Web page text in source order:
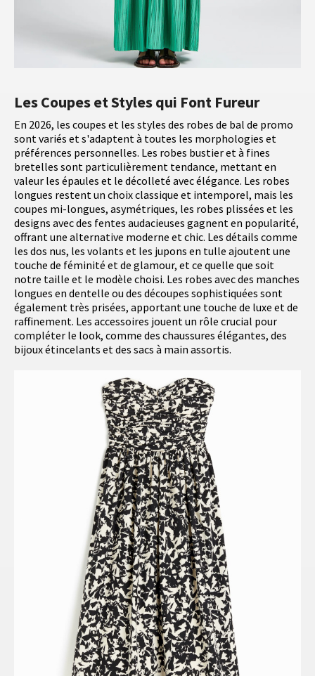
Les Coupes et Styles qui Font Fureur
En 2026, les coupes et les styles des robes de bal de promo
sont variés et s'adaptent à toutes les morphologies et
préférences personnelles. Les robes bustier et à fines
bretelles sont particulièrement tendance, mettant en
valeur les épaules et le décolleté avec élégance. Les robes
longues restent un choix classique et intemporel, mais les
coupes mi-longues, asymétriques, les robes plissées et les
designs avec des fentes audacieuses gagnent en popularité,
offrant une alternative moderne et chic. Les détails comme
les dos nus, les volants et les jupons en tulle ajoutent une
touche de féminité et de glamour, et ce quelle que soit
notre taille et le modèle choisi. Les robes avec des manches
longues en dentelle ou des découpes sophistiquées sont
également très prisées, apportant une touche de luxe et de
raffinement. Les accessoires jouent un rôle crucial pour
compléter le look, comme des chaussures élégantes, des
bijoux étincelants et des sacs à main assortis.